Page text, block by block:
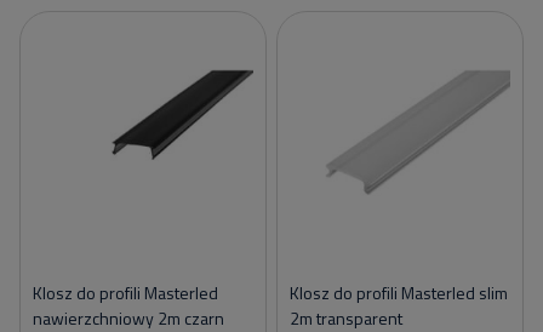
Klosz do profili Masterled
nawierzchniowy 2m czarn
Klosz do profili Masterled slim
2m transparent